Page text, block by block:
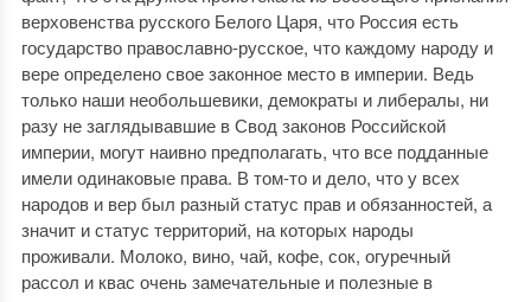
верховенства русского Белого Царя, что Россия есть
государство православно-русское, что каждому народу и
вере определено свое законное место в империи. Ведь
только наши необольшевики, демократы и либералы, ни
разу не заглядывавшие в Свод законов Российской
империи, могут наивно предполагать, что все подданные
имели одинаковые права. В том-то и дело, что у всех
народов и вер был разный статус прав и обязанностей, а
значит и статус территорий, на которых народы
проживали. Молоко, вино, чай, кофе, сок, огуречный
рассол и квас очень замечательные и полезные в